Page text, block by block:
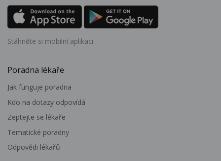
Stáhněte si mobilní aplikaci
Poradna lékaře
Jak funguje poradna
Kdo na dotazy odpovídá
Zeptejte se lékaře
Tematické poradny
Odpovědi lékařů